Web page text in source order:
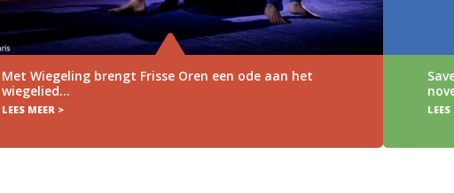
aan het
Save the date: Dag van de Muziekvoorstelling